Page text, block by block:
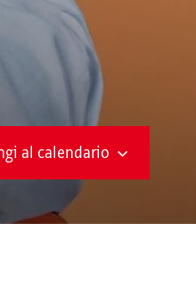
al calendario